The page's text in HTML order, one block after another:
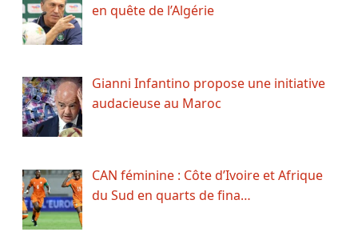
en quête de l’Algérie
Gianni Infantino propose une initiative
audacieuse au Maroc
CAN féminine : Côte d’Ivoire et Afrique
du Sud en quarts de fina…